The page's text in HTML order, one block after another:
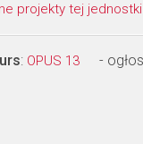
projekty tej jednostki
: OPUS 13 -